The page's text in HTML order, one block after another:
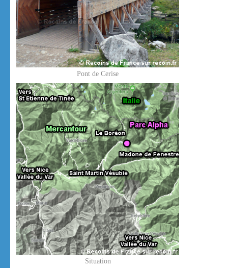
Pont de Cerise
Situation